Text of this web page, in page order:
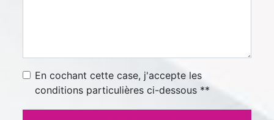
En cochant cette case, j'accepte les
conditions particulières ci-dessous **